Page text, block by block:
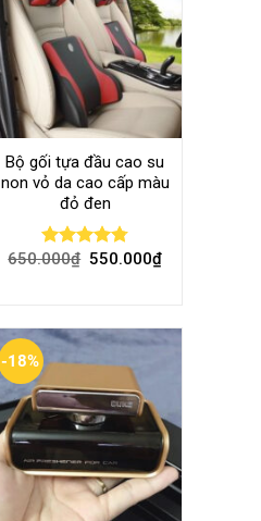
Bộ gối tựa đầu cao su
non vỏ da cao cấp màu
đỏ đen
Rated4.80
650.000₫ 550.000₫
-18%